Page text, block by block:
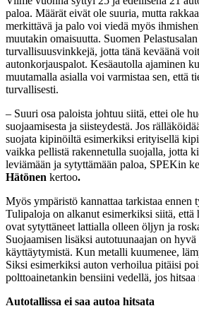
paloa. Määrät eivät ole suuria, mutta
merkittävä ja palo voi viedä myös
muutakin omaisuutta. Suomen
turvallisuusvinkkejä, jotta tänä keväänä
autonkorjauspalot. Kesäautolla ajaminen
muutamalla asialla voi varmistaa sen, että
turvallisesti.
– Suuri osa paloista johtuu siitä, ettei ole
suojaamisesta ja siisteydestä. Jos
suojata kipinöiltä esimerkiksi erityisellä
vaikka pellistä rakennetulla suojalla, jotta
leviämään ja sytyttämään paloa, SPEKin
Hätönen kertoo.
Myös ympäristö kannattaa tarkistaa ennen
Tulipaloja on alkanut esimerkiksi siitä, että
ovat sytyttäneet lattialla olleen öljyn ja
Suojaamisen lisäksi autotuunaajan on
käyttäytymistä. Kun metalli kuumenee,
Siksi esimerkiksi auton verhoilua pitäisi
polttoainetankin bensiini vedellä, jos hitsaa
Autotallissa ei saa autoa hitsata